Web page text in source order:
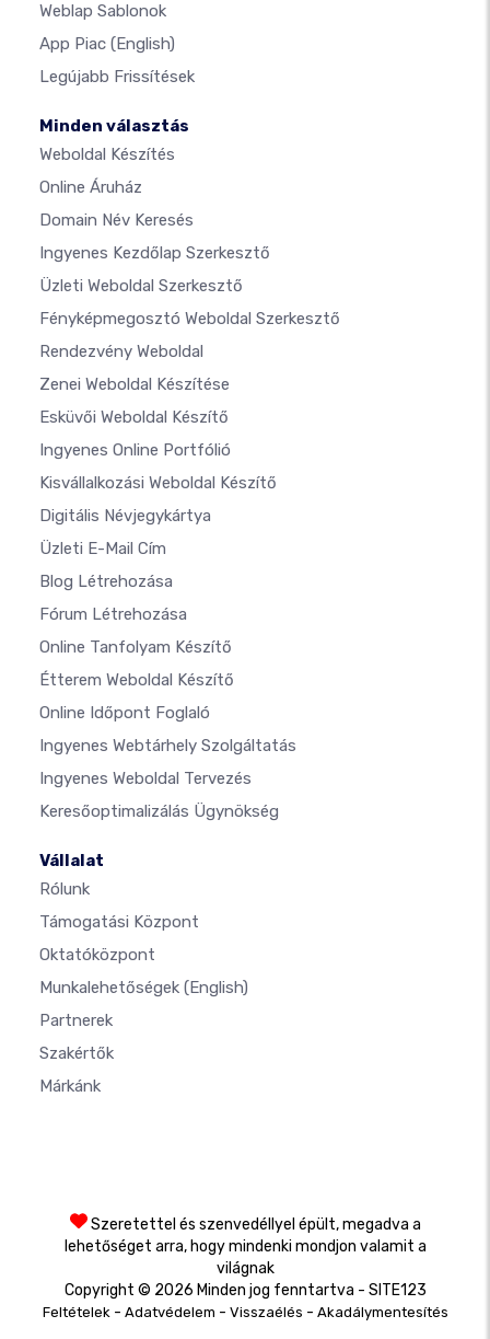
Weblap Sablonok
App Piac (English)
Legújabb Frissítések
Minden választás
Weboldal Készítés
Online Áruház
Domain Név Keresés
Ingyenes Kezdőlap Szerkesztő
Üzleti Weboldal Szerkesztő
Fényképmegosztó Weboldal Szerkesztő
Rendezvény Weboldal
Zenei Weboldal Készítése
Esküvői Weboldal Készítő
Ingyenes Online Portfólió
Kisvállalkozási Weboldal Készítő
Digitális Névjegykártya
Üzleti E-Mail Cím
Blog Létrehozása
Fórum Létrehozása
Online Tanfolyam Készítő
Étterem Weboldal Készítő
Online Időpont Foglaló
Ingyenes Webtárhely Szolgáltatás
Ingyenes Weboldal Tervezés
Keresőoptimalizálás Ügynökség
Vállalat
Rólunk
Támogatási Központ
Oktatóközpont
Munkalehetőségek (English)
Partnerek
Szakértők
Márkánk
Szeretettel és szenvedéllyel épült, megadva a
lehetőséget arra, hogy mindenki mondjon valamit a
világnak
Copyright © 2026 Minden jog fenntartva - SITE123
Feltételek- Adatvédelem - Visszaélés - Akadálymentesítés